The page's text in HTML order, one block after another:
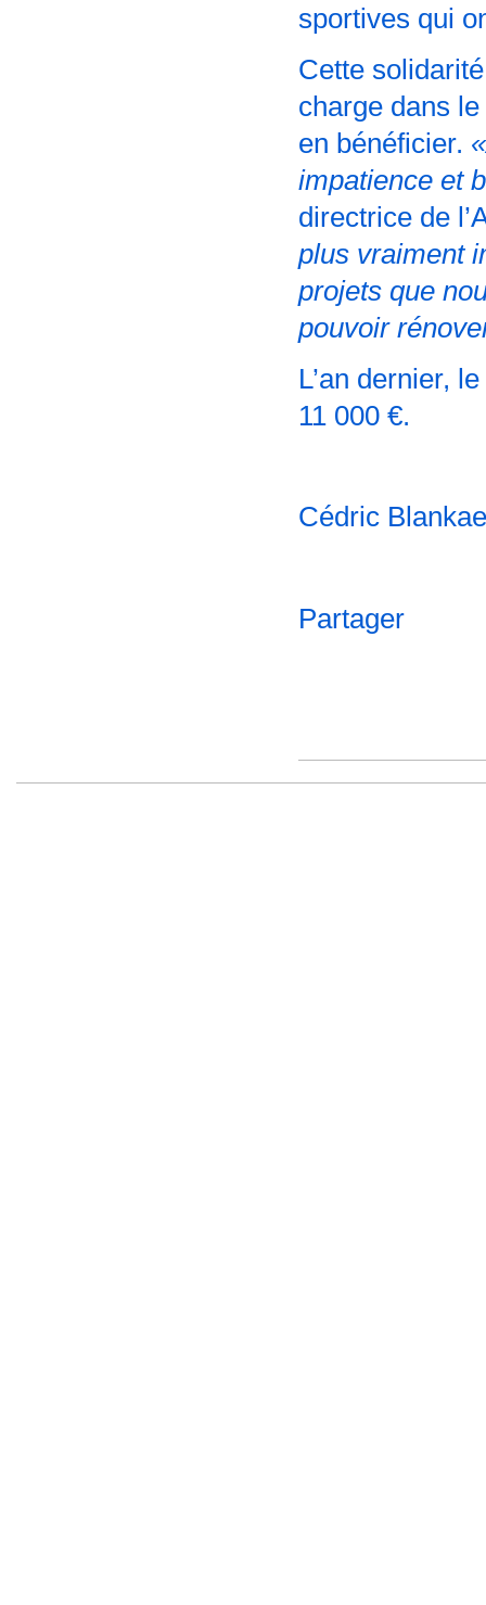
sportives qui
Cette
charge dans
en bénéficier.
impatience et
directrice de
plus vraiment
projets que
pouvoir
L’an dernier,
11 000 €.
Cédric
Partager